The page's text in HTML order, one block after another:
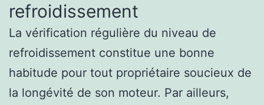
refroidissement
La vérification régulière du niveau de
refroidissement constitue une bonne
habitude pour tout propriétaire soucieux de
la longévité de son moteur. Par ailleurs,